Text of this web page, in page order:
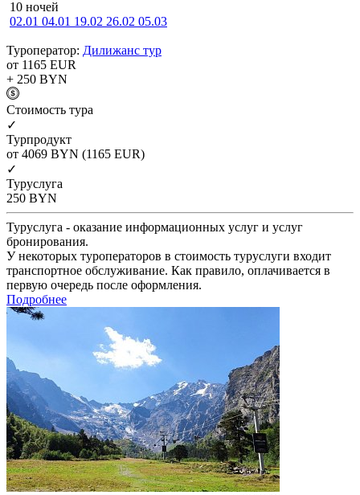
10 ночей
02.01 04.01 19.02 26.02 05.03
Туроператор: Дилижанс тур
от 1165 EUR
+ 250 BYN
Cтоимость тура
✓
Турпродукт
от 4069 BYN (1165 EUR)
✓
Туруслуга
250 BYN
Туруслуга - оказание информационных услуг и услуг
бронирования.
У некоторых туроператоров в стоимость туруслуги входит
транспортное обслуживание. Как правило, оплачивается в
первую очередь после оформления.
Подробнее